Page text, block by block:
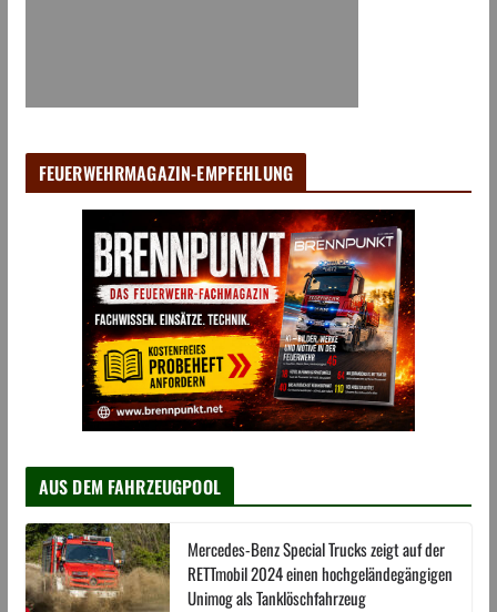
FEUERWEHRMAGAZIN-EMPFEHLUNG
AUS DEM FAHRZEUGPOOL
Mercedes-Benz Special Trucks zeigt auf der
RETTmobil 2024 einen hochgeländegängigen
Unimog als Tanklöschfahrzeug